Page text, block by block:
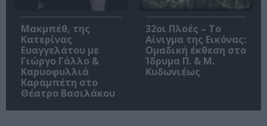
Μακμπέθ, της
Κατερίνας
Ευαγγελάτου με
Γιώργο Γάλλο &
Καρυοφυλλιά
Καραμπέτη στο
Θέατρο Βασιλάκου
32οι Πλοές – Το
Αίνιγμα της Εικόνας:
Ομαδική έκθεση στο
Ίδρυμα Π. & Μ.
Κυδωνιέως